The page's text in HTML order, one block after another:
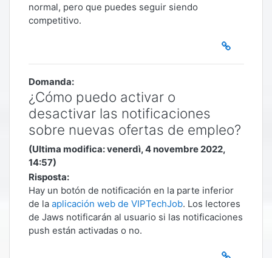
normal, pero que puedes seguir siendo
competitivo.
Domanda:
¿Cómo puedo activar o
desactivar las notificaciones
sobre nuevas ofertas de empleo?
(Ultima modifica: venerdì, 4 novembre 2022,
14:57)
Risposta:
Hay un botón de notificación en la parte inferior
de la aplicación web de VIPTechJob. Los lectores
de Jaws notificarán al usuario si las notificaciones
push están activadas o no.